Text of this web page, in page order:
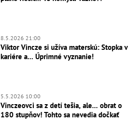
8.5.2026 21:00
Viktor Vincze si užíva materskú: Stopka v
kariére a... Úprimné vyznanie!
5.5.2026 10:00
Vinczeovci sa z detí tešia, ale... obrat o
180 stupňov! Tohto sa nevedia dočkať